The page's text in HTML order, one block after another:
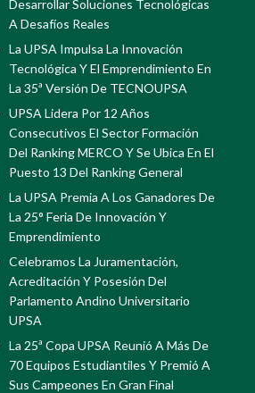
Desarrollar Soluciones Tecnológicas
A Desafíos Reales
La UPSA Impulsa La Innovación
Tecnológica Y El Emprendimiento En
La 35ª Versión De TECNOUPSA
UPSA Lidera Por 12 Años
Consecutivos El Sector Formación
Del Ranking MERCO Y Se Ubica En El
Puesto 13 Del Ranking General
La UPSA Premia A Los Ganadores De
La 25° Feria De Innovación Y
Emprendimiento
Celebramos La Juramentación,
Acreditación Y Posesión Del
Parlamento Andino Universitario
UPSA
La 25ª Copa UPSA Reunió A Más De
70 Equipos Estudiantiles Y Premió A
Sus Campeones En Gran Final